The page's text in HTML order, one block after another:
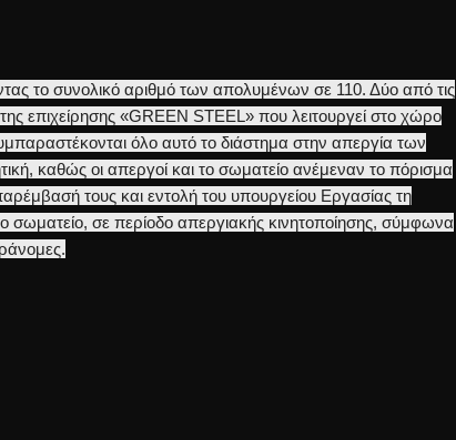
το συνολικό αριθμό των απολυμένων σε 110. Δύο από τις
επιχείρησης «GREEN STEEL» που λειτουργεί στο χώρο
όλο αυτό το διάστημα στην απεργία των
καθώς οι απεργοί και το σωματείο ανέμεναν το πόρισμα
τους και εντολή του υπουργείου Εργασίας τη
σωματείο, σε περίοδο απεργιακής κινητοποίησης, σύμφωνα